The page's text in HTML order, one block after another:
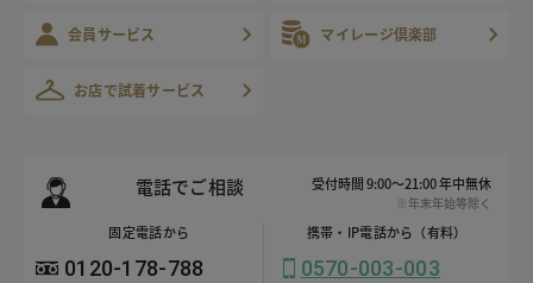
会員サービス マイレージ倶楽部
お店で試着サービス
電話でご相談 受付時間 9:00～21:00 年中無休
※年末年始等除く
固定電話から
0120-178-788
携帯・IP電話から（有料）
0570-003-003